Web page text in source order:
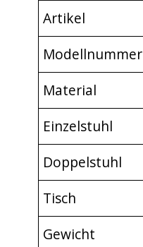
Artikel
Modellnummer
Material
Einzelstuhl
Doppelstuhl
Tisch
Gewicht